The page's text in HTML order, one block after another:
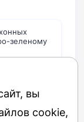
зеленому
вы
cookie,